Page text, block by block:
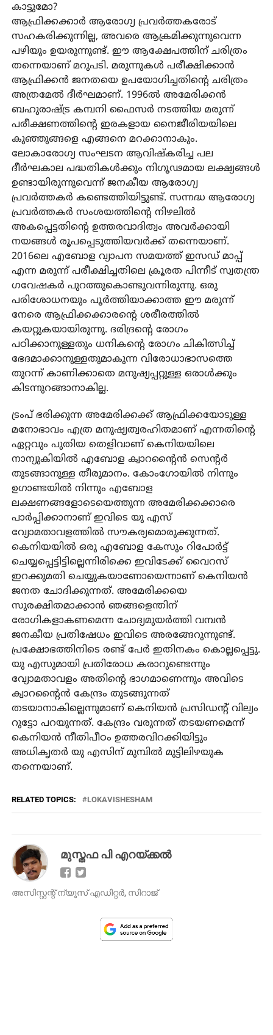
കാട്ടുമോ?
ആഫ്രിക്കക്കാർ ആരോഗ്യ പ്രവർത്തകരോട്
സഹകരിക്കുന്നില്ല, അവരെ ആക്രമിക്കുന്നുവെന്ന
പഴിയും ഉയരുന്നുണ്ട്. ഈ ആക്ഷേപത്തിന് ചരിത്രം
തന്നെയാണ് മറുപടി. മരുന്നുകൾ പരീക്ഷിക്കാൻ
ആഫ്രിക്കൻ ജനതയെ ഉപയോഗിച്ചതിന്റെ ചരിത്രം
അത്രമേൽ ദീർഘമാണ്. 1996ൽ അമേരിക്കൻ
ബഹുരാഷ്ട്ര കമ്പനി ഫൈസർ നടത്തിയ മരുന്ന്
പരീക്ഷണത്തിന്റെ ഇരകളായ നൈജീരിയയിലെ
കുഞ്ഞുങ്ങളെ എങ്ങനെ മറക്കാനാകും.
ലോകാരോഗ്യ സംഘടന ആവിഷ്‌കരിച്ച പല
ദീർഘകാല പദ്ധതികൾക്കും നിഗൂഢമായ ലക്ഷ്യങ്ങൾ
ഉണ്ടായിരുന്നുവെന്ന് ജനകീയ ആരോഗ്യ
പ്രവർത്തകർ കണ്ടെത്തിയിട്ടുണ്ട്. സന്നദ്ധ ആരോഗ്യ
പ്രവർത്തകർ സംശയത്തിന്റെ നിഴലിൽ
അകപ്പെട്ടതിന്റെ ഉത്തരവാദിത്വം അവർക്കായി
നയങ്ങൾ രൂപപ്പെടുത്തിയവർക്ക് തന്നെയാണ്.
2016ലെ എബോള വ്യാപന സമയത്ത് ഇസഡ് മാപ്പ്
എന്ന മരുന്ന് പരീക്ഷിച്ചതിലെ ക്രൂരത പിന്നീട് സ്വതന്ത്ര
ഗവേഷകർ പുറത്തുകൊണ്ടുവന്നിരുന്നു. ഒരു
പരിശോധനയും പൂർത്തിയാക്കാത്ത ഈ മരുന്ന്
നേരെ ആഫ്രിക്കക്കാരന്റെ ശരീരത്തിൽ
കയറ്റുകയായിരുന്നു. ദരിദ്രന്റെ രോഗം
പഠിക്കാനുള്ളതും ധനികന്റെ രോഗം ചികിത്സിച്ച്
ഭേദമാക്കാനുള്ളതുമാകുന്ന വിരോധാഭാസത്തെ
തുറന്ന് കാണിക്കാതെ മനുഷ്യപ്പറ്റുള്ള ഒരാൾക്കും
കിടന്നുറങ്ങാനാകില്ല.
ട്രംപ് ഭരിക്കുന്ന അമേരിക്കക്ക് ആഫ്രിക്കയോടുള്ള
മനോഭാവം എത്ര മനുഷ്യത്വരഹിതമാണ് എന്നതിന്റെ
ഏറ്റവും പുതിയ തെളിവാണ് കെനിയയിലെ
നാന്യുകിയിൽ എബോള ക്വാറന്റൈൻ സെന്റർ
തുടങ്ങാനുള്ള തീരുമാനം. കോംഗോയിൽ നിന്നും
ഉഗാണ്ടയിൽ നിന്നും എബോള
ലക്ഷണങ്ങളോടെയെത്തുന്ന അമേരിക്കക്കാരെ
പാർപ്പിക്കാനാണ് ഇവിടെ യു എസ്
വ്യോമതാവളത്തിൽ സൗകര്യമൊരുക്കുന്നത്.
കെനിയയിൽ ഒരു എബോള കേസും റിപോർട്ട്
ചെയ്യപ്പെട്ടിട്ടില്ലെന്നിരിക്കെ ഇവിടേക്ക് വൈറസ്
ഇറക്കുമതി ചെയ്യുകയാണോയെന്നാണ് കെനിയൻ
ജനത ചോദിക്കുന്നത്. അമേരിക്കയെ
സുരക്ഷിതമാക്കാൻ ഞങ്ങളെന്തിന്
രോഗികളാകണമെന്ന ചോദ്യമുയർത്തി വമ്പൻ
ജനകീയ പ്രതിഷേധം ഇവിടെ അരങ്ങേറുന്നുണ്ട്.
പ്രക്ഷോഭത്തിനിടെ രണ്ട് പേർ ഇതിനകം കൊല്ലപ്പെട്ടു.
യു എസുമായി പ്രതിരോധ കരാറുണ്ടെന്നും
വ്യോമതാവളം അതിന്റെ ഭാഗമാണെന്നും അവിടെ
ക്വാറന്റൈൻ കേന്ദ്രം തുടങ്ങുന്നത്
തടയാനാകില്ലെന്നുമാണ് കെനിയൻ പ്രസിഡന്റ് വില്യം
റുട്ടോ പറയുന്നത്. കേന്ദ്രം വരുന്നത് തടയണമെന്ന്
കെനിയൻ നീതിപീഠം ഉത്തരവിറക്കിയിട്ടും
അധികൃതർ യു എസിന് മുമ്പിൽ മുട്ടിലിഴയുക
തന്നെയാണ്.
RELATED TOPICS: LOKAVISHESHAM
മുസ്തഫ പി എറയ്ക്കല്‍
അസിസ്റ്റന്റ്‌ ന്യൂസ് എഡിറ്റർ, സിറാജ്